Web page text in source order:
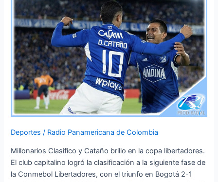
Deportes / Radio Panamericana de Colombia
Millonarios Clasifico y Cataño brillo en la copa libertadores.
El club capitalino logró la clasificación a la siguiente fase de
la Conmebol Libertadores, con el triunfo en Bogotá 2-1
en
la
copa
libertadores